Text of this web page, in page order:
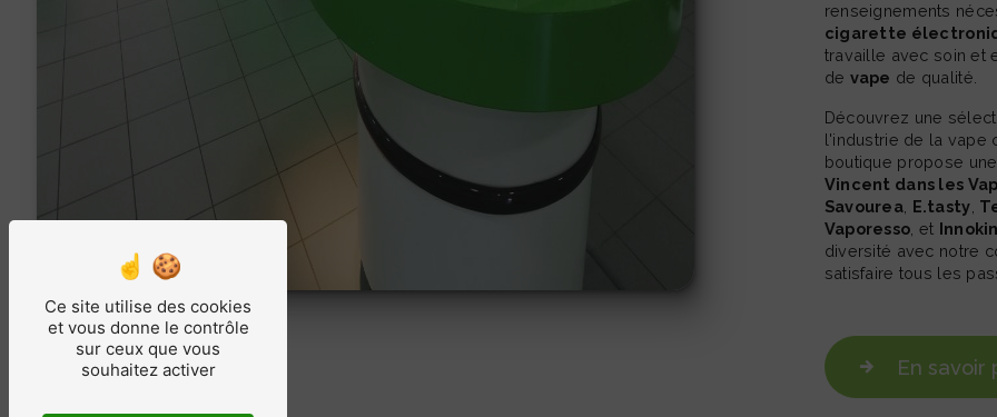
renseignements
cigarette
travaille avec soin et
de vape de qualité.
Découvrez une sélection exclusive des meilleures marques de
l'industrie de la vape
boutique propose
Vincent dans les
Savourea E.tasty
Vaporesso , et
diversité avec notre
satisfaire tous les
En savoir
Ce site utilise des cookies
et vous donne le contrôle
sur ceux que vous
souhaitez activer